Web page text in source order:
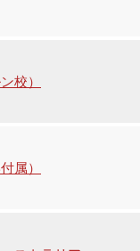
校）
属）